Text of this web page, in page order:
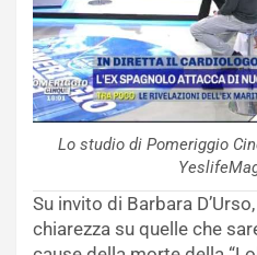
Lo studio di Pomeriggio
Su invito di Barbara
chiarezza su quelle che